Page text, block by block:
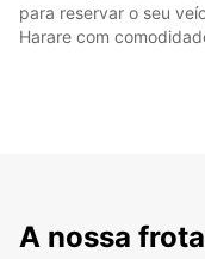
para reservar o seu
Harare com
A nossa